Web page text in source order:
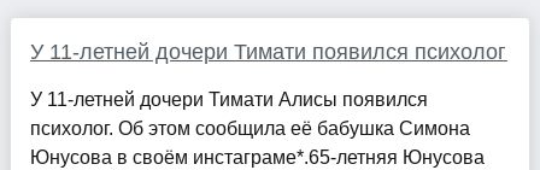
У 11-летней дочери Тимати появился психолог
У 11-летней дочери Тимати Алисы появился
психолог. Об этом сообщила её бабушка Симона
Юнусова в своём инстаграме*.65-летняя Юнусова